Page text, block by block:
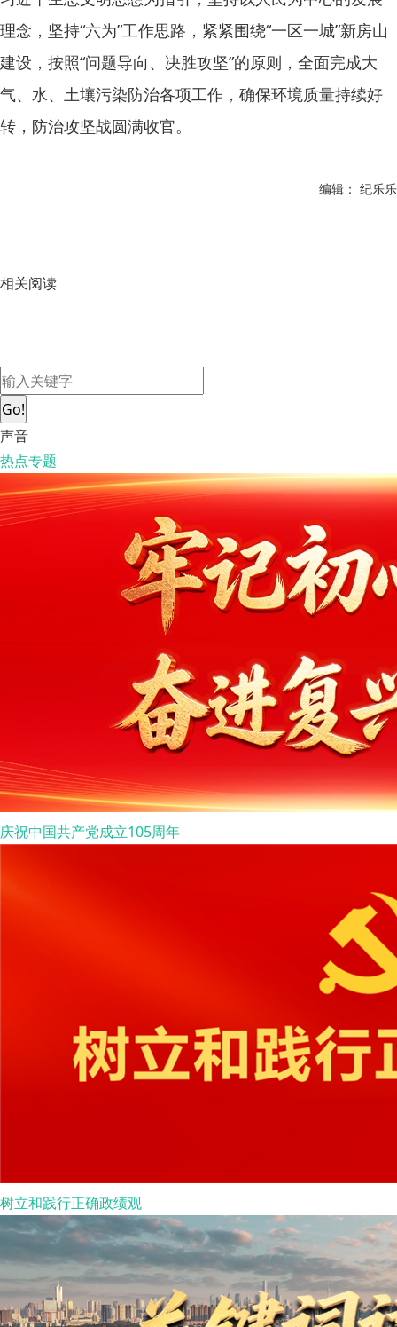
理念，坚持“六为”工作思路，紧紧围绕“一区一城”新房山
建设，按照“问题导向、决胜攻坚”的原则，全面完成大
气、水、土壤污染防治各项工作，确保环境质量持续好
转，防治攻坚战圆满收官。
编辑： 纪乐乐
相关阅读
Go!
声音
热点专题
庆祝中国共产党成立105周年
树立和践行正确政绩观